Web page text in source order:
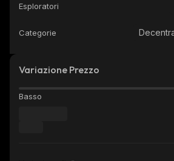
Esploratori
Categorie
Variazione Prezzo
Basso